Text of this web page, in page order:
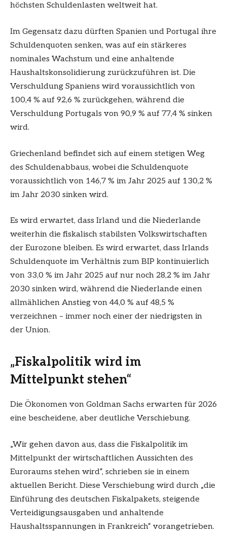
höchsten Schuldenlasten weltweit hat.
Im Gegensatz dazu dürften Spanien und Portugal ihre
Schuldenquoten senken, was auf ein stärkeres
nominales Wachstum und eine anhaltende
Haushaltskonsolidierung zurückzuführen ist. Die
Verschuldung Spaniens wird voraussichtlich von
100,4 % auf 92,6 % zurückgehen, während die
Verschuldung Portugals von 90,9 % auf 77,4 % sinken
wird.
Griechenland befindet sich auf einem stetigen Weg
des Schuldenabbaus, wobei die Schuldenquote
voraussichtlich von 146,7 % im Jahr 2025 auf 130,2 %
im Jahr 2030 sinken wird.
Es wird erwartet, dass Irland und die Niederlande
weiterhin die fiskalisch stabilsten Volkswirtschaften
der Eurozone bleiben. Es wird erwartet, dass Irlands
Schuldenquote im Verhältnis zum BIP kontinuierlich
von 33,0 % im Jahr 2025 auf nur noch 28,2 % im Jahr
2030 sinken wird, während die Niederlande einen
allmählichen Anstieg von 44,0 % auf 48,5 %
verzeichnen – immer noch einer der niedrigsten in
der Union.
„Fiskalpolitik wird im
Mittelpunkt stehen“
Die Ökonomen von Goldman Sachs erwarten für 2026
eine bescheidene, aber deutliche Verschiebung.
„Wir gehen davon aus, dass die Fiskalpolitik im
Mittelpunkt der wirtschaftlichen Aussichten des
Euroraums stehen wird“, schrieben sie in einem
aktuellen Bericht. Diese Verschiebung wird durch „die
Einführung des deutschen Fiskalpakets, steigende
Verteidigungsausgaben und anhaltende
Haushaltsspannungen in Frankreich“ vorangetrieben.